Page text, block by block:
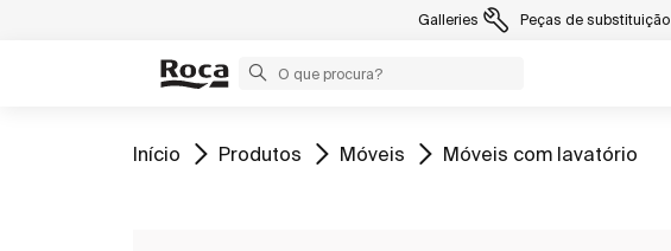
Galleries Peças de substituição
Ir para
Início Ir para
Produtos Ir para
Móveis Ir para
Móveis com lavatório